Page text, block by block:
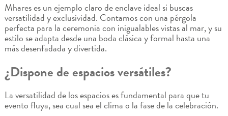
Mhares es un ejemplo claro de enclave ideal si buscas
versatilidad y exclusividad. Contamos con una pérgola
perfecta para la ceremonia con inigualables vistas al mar, y su
estilo se adapta desde una boda clásica y formal hasta una
más desenfadada y divertida.
¿Dispone de espacios versátiles?
La versatilidad de los espacios es fundamental para que tu
evento fluya, sea cual sea el clima o la fase de la celebración.